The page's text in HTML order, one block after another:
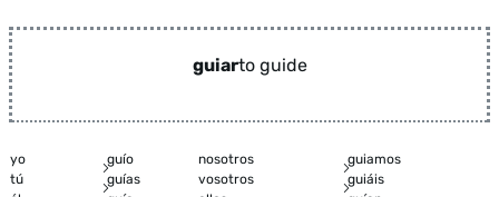
guiarto guide
yo guío nosotros
guiamos
tú
guías vosotros
guiáis